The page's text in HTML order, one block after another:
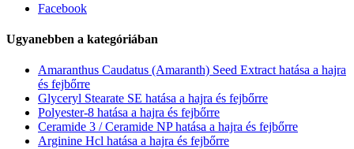
Facebook
Ugyanebben a kategóriában
Amaranthus Caudatus (Amaranth) Seed Extract hatása a hajra
és fejbőrre
Glyceryl Stearate SE hatása a hajra és fejbőrre
Polyester-8 hatása a hajra és fejbőrre
Ceramide 3 / Ceramide NP hatása a hajra és fejbőrre
Arginine Hcl hatása a hajra és fejbőrre